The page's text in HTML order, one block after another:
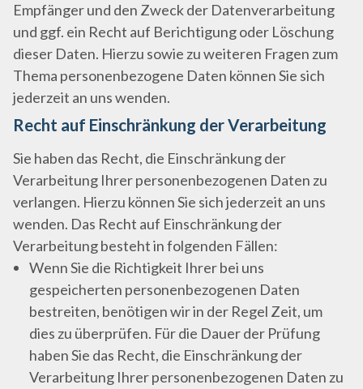
Empfänger und den Zweck der Datenverarbeitung
und ggf. ein Recht auf Berichtigung oder Löschung
dieser Daten. Hierzu sowie zu weiteren Fragen zum
Thema personenbezogene Daten können Sie sich
jederzeit an uns wenden.
Recht auf Einschränkung der Verarbeitung
Sie haben das Recht, die Einschränkung der
Verarbeitung Ihrer personenbezogenen Daten zu
verlangen. Hierzu können Sie sich jederzeit an uns
wenden. Das Recht auf Einschränkung der
Verarbeitung besteht in folgenden Fällen:
Wenn Sie die Richtigkeit Ihrer bei uns
gespeicherten personenbezogenen Daten
bestreiten, benötigen wir in der Regel Zeit, um
dies zu überprüfen. Für die Dauer der Prüfung
haben Sie das Recht, die Einschränkung der
Verarbeitung Ihrer personenbezogenen Daten zu